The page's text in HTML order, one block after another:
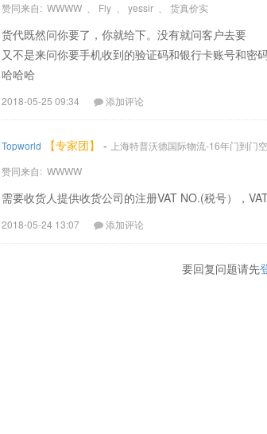
赞同来自: WWWW Fly yessir 货真价实
货代既然问你要了，你就给下。没有就问客户去要
又不是来问你要手机收到的验证码和银行卡账号和密
哈哈哈
2018-05-25 09:34 添加评论
Topworld 【专家团】 - 上海特普沃德国际物流-16年门到
赞同来自: WWWW
需要收货人提供收货公司的注册VAT NO.(税号），
2018-05-24 13:07 添加评论
要回复问题请先